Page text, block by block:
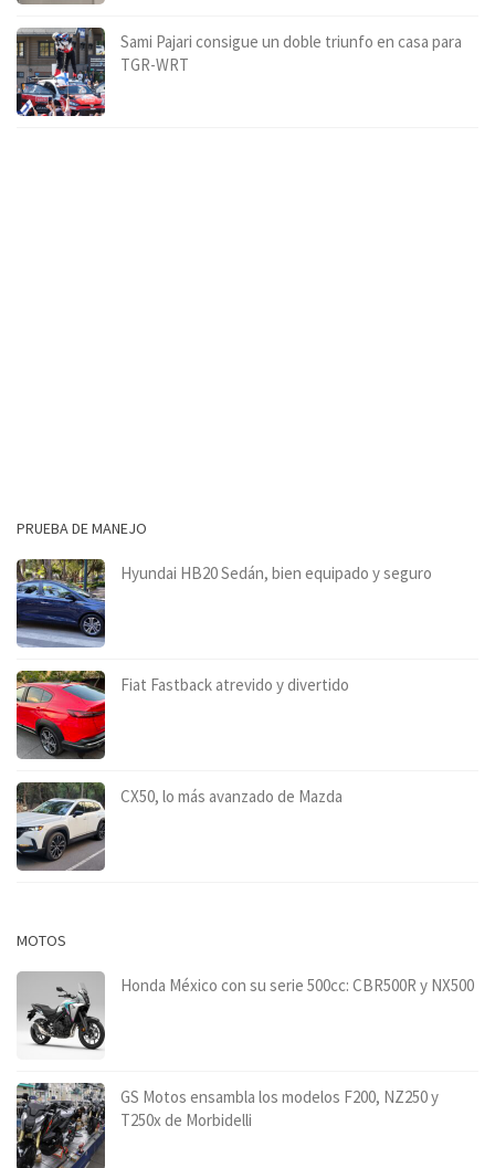
Sami Pajari consigue un doble triunfo en casa para
TGR-WRT
PRUEBA DE MANEJO
Hyundai HB20 Sedán, bien equipado y seguro
Fiat Fastback atrevido y divertido
CX50, lo más avanzado de Mazda
MOTOS
Honda México con su serie 500cc: CBR500R y NX500
GS Motos ensambla los modelos F200, NZ250 y
T250x de Morbidelli